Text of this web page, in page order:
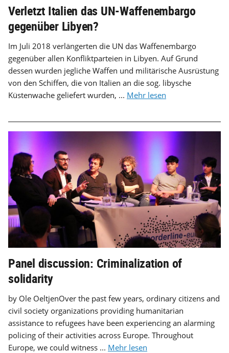
Verletzt Italien das UN-Waffenembargo
gegenüber Libyen?
Im Juli 2018 verlängerten die UN das Waffenembargo
gegenüber allen Konfliktparteien in Libyen. Auf Grund
dessen wurden jegliche Waffen und militärische Ausrüstung
von den Schiffen, die von Italien an die sog. libysche
Küstenwache geliefert wurden, ... Mehr lesen
Panel discussion: Criminalization of
solidarity
by Ole OeltjenOver the past few years, ordinary citizens and
civil society organizations providing humanitarian
assistance to refugees have been experiencing an alarming
policing of their activities across Europe. Throughout
Europe, we could witness ... Mehr lesen